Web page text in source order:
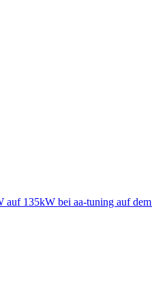
135kW bei aa-tuning auf